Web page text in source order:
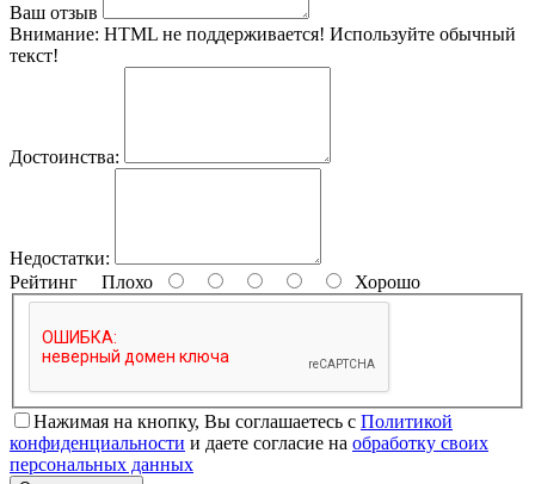
Ваш отзыв
Внимание: HTML не поддерживается! Используйте обычный
текст!
Достоинства:
Недостатки:
Рейтинг Плохо Хорошо
Нажимая на кнопку, Вы соглашаетесь с Политикой
конфиденциальности и даете согласие на обработку своих
персональных данных